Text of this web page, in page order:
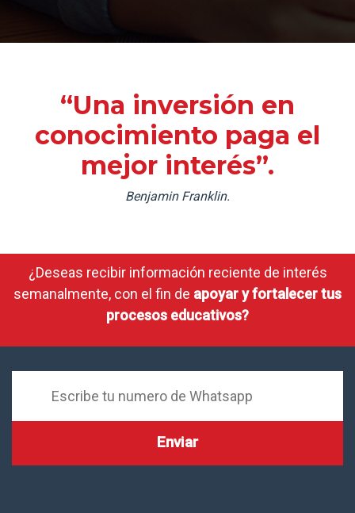
“Una inversión en
conocimiento paga el
mejor interés”.
Benjamin Franklin.
¿Deseas recibir información reciente de interés
semanalmente, con el fin de apoyar y fortalecer tus
procesos educativos?